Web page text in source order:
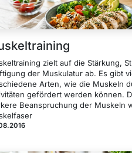
zielt auf die Stärkung,
der Muskulatur ab. Es gibt
Arten, wie die Muskeln
gefördert werden können.
Beanspruchung der Muskeln